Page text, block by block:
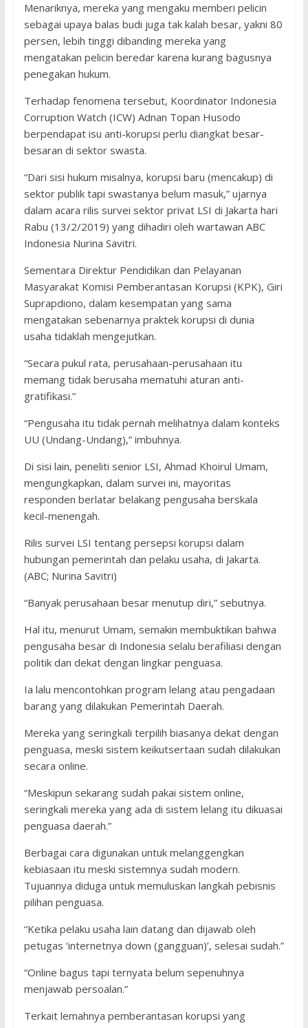
Menariknya, mereka yang mengaku memberi pelicin
sebagai upaya balas budi juga tak kalah besar, yakni 80
persen, lebih tinggi dibanding mereka yang
mengatakan pelicin beredar karena kurang bagusnya
penegakan hukum.
Terhadap fenomena tersebut, Koordinator Indonesia
Corruption Watch (ICW) Adnan Topan Husodo
berpendapat isu anti-korupsi perlu diangkat besar-
besaran di sektor swasta.
“Dari sisi hukum misalnya, korupsi baru (mencakup) di
sektor publik tapi swastanya belum masuk,” ujarnya
dalam acara rilis survei sektor privat LSI di Jakarta hari
Rabu (13/2/2019) yang dihadiri oleh wartawan ABC
Indonesia Nurina Savitri.
Sementara Direktur Pendidikan dan Pelayanan
Masyarakat Komisi Pemberantasan Korupsi (KPK), Giri
Suprapdiono, dalam kesempatan yang sama
mengatakan sebenarnya praktek korupsi di dunia
usaha tidaklah mengejutkan.
“Secara pukul rata, perusahaan-perusahaan itu
memang tidak berusaha mematuhi aturan anti-
gratifikasi.”
“Pengusaha itu tidak pernah melihatnya dalam konteks
UU (Undang-Undang),” imbuhnya.
Di sisi lain, peneliti senior LSI, Ahmad Khoirul Umam,
mengungkapkan, dalam survei ini, mayoritas
responden berlatar belakang pengusaha berskala
kecil-menengah.
Rilis survei LSI tentang persepsi korupsi dalam
hubungan pemerintah dan pelaku usaha, di Jakarta.
(ABC; Nurina Savitri)
“Banyak perusahaan besar menutup diri,” sebutnya.
Hal itu, menurut Umam, semakin membuktikan bahwa
pengusaha besar di Indonesia selalu berafiliasi dengan
politik dan dekat dengan lingkar penguasa.
Ia lalu mencontohkan program lelang atau pengadaan
barang yang dilakukan Pemerintah Daerah.
Mereka yang seringkali terpilih biasanya dekat dengan
penguasa, meski sistem keikutsertaan sudah dilakukan
secara online.
“Meskipun sekarang sudah pakai sistem online,
seringkali mereka yang ada di sistem lelang itu dikuasai
penguasa daerah.”
Berbagai cara digunakan untuk melanggengkan
kebiasaan itu meski sistemnya sudah modern.
Tujuannya diduga untuk memuluskan langkah pebisnis
pilihan penguasa.
“Ketika pelaku usaha lain datang dan dijawab oleh
petugas ‘internetnya down (gangguan)’, selesai sudah.”
“Online bagus tapi ternyata belum sepenuhnya
menjawab persoalan.”
Terkait lemahnya pemberantasan korupsi yang